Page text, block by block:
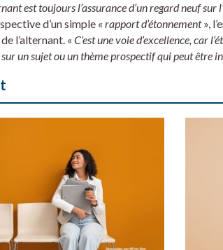
est toujours l’assurance d’un regard neuf sur
d’un simple « rapport d’étonnement»,
de l’alternant. « C’est une voie d’excellence, car
un sujet ou un thème prospectif qui peut être